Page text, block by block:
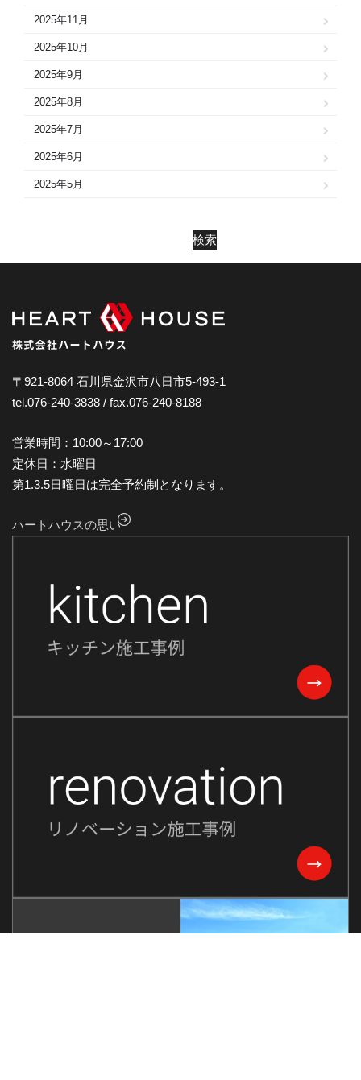
2025年11月
2025年10月
2025年9月
2025年8月
2025年7月
2025年6月
2025年5月
2025年2月
2024年12月
2024年11月
2024年10月
2024年9月
2024年7月
2024年6月
2024年4月
2024年2月
2024年1月
2023年12月
2023年7月
2022年8月
検索
〒921-8064 石川県金沢市八日市5-493-1
tel.076-240-3838 / fax.076-240-8188
営業時間：10:00～17:00
定休日：水曜日
第1.3.5日曜日は完全予約制となります。
ハートハウスの思い